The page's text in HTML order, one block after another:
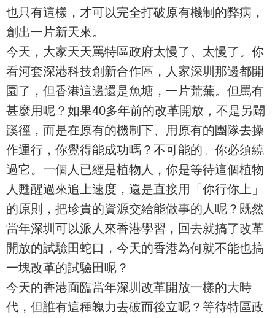
也只有這樣，才可以完全打破原有機制的弊病，
創出一片新天來。
今天，大家天天罵特區政府太慢了、太慢了。你
看河套深港科技創新合作區，人家深圳那邊都開
園了，但香港這邊還是魚塘，一片荒蕪。但罵有
甚麼用呢？如果40多年前的改革開放，不是另闢
蹊徑，而是在原有的機制下、用原有的團隊去操
作運行，你覺得能成功嗎？不可能的。你必須繞
過它。一個人已經是植物人，你是等待這個植物
人甦醒過來追上速度，還是直接用「你行你上」
的原則，把珍貴的資源交給能做事的人呢？既然
當年深圳可以派人來香港學習，回去就搞了改革
開放的試驗田蛇口，今天的香港為何就不能也搞
一塊改革的試驗田呢？
今天的香港面臨當年深圳改革開放一樣的大時
代，但誰有這種魄力去破而後立呢？等待特區政